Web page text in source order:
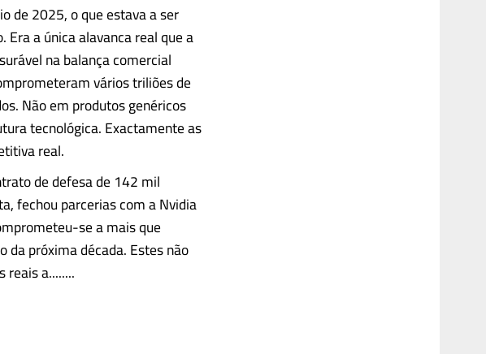
de 2025, o que estava a ser
a única alavanca real que a
na balança comercial
vários triliões de
Não em produtos genéricos
tecnológica. Exactamente as
real.
de defesa de 142 mil
fechou parcerias com a Nvidia
se a mais que
da próxima década. Estes não
a........